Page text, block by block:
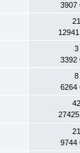
3907
3
3392
8
6264
9744